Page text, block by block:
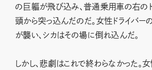
の巨軀が飛び込み、普通乗用車の右の
頭から突っ込んだのだ。女性ドライバー
が襲い、シカはその場に倒れ込んだ。
しかし、悲劇はこれで終わらなかった。